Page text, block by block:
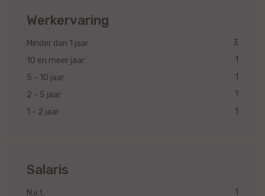
Werkervaring
Minder dan 1 jaar
3
10 en meer jaar
1
5 - 10 jaar
1
2 - 5 jaar
1
1 - 2 jaar
1
Salaris
N.v.t. 1